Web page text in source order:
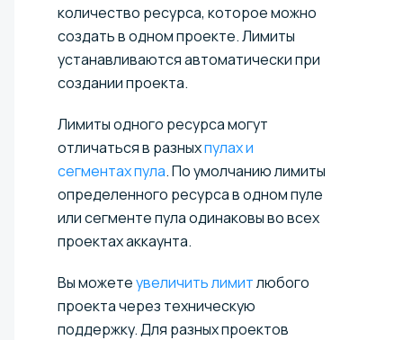
количество ресурса, которое можно
создать в одном проекте. Лимиты
устанавливаются автоматически при
создании проекта.
Лимиты одного ресурса могут
отличаться в разныхпулах и
сегментах пула. По умолчанию лимиты
определенного ресурса в одном пуле
или сегменте пула одинаковы во всех
проектах аккаунта.
Вы можетеувеличить лимитлюбого
проекта через техническую
поддержку. Для разных проектов